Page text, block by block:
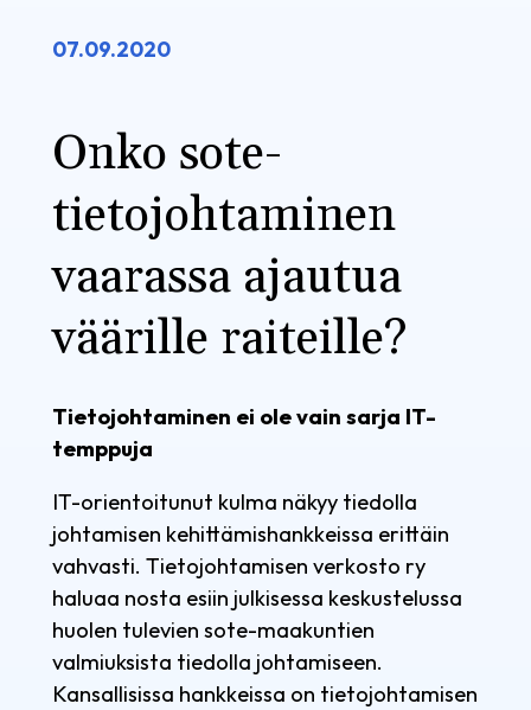
07.09.2020
Onko sote-
tietojohtaminen
vaarassa ajautua
väärille raiteille?
Tietojohtaminen ei ole vain sarja IT-
temppuja
IT-orientoitunut kulma näkyy tiedolla
johtamisen kehittämishankkeissa erittäin
vahvasti. Tietojohtamisen verkosto ry
haluaa nosta esiin julkisessa keskustelussa
huolen tulevien sote-maakuntien
valmiuksista tiedolla johtamiseen.
Kansallisissa hankkeissa on tietojohtamisen